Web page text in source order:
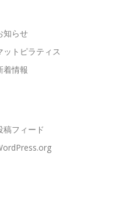
知らせ
ットピラティス
着情報
稿フィード